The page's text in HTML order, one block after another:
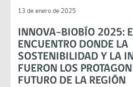
13 de enero de 2025
INNOVA–BIOBÍO 2025:
ENCUENTRO DONDE LA
SOSTENIBILIDAD Y LA
FUERON LOS
FUTURO DE LA REGIÓN